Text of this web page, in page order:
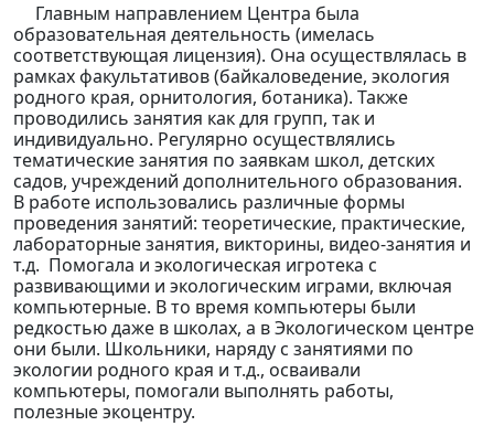
Главным направлением Центра была
образовательная деятельность (имелась
соответствующая лицензия). Она осуществлялась в
рамках факультативов (байкаловедение, экология
родного края, орнитология, ботаника). Также
проводились занятия как для групп, так и
индивидуально. Регулярно осуществлялись
тематические занятия по заявкам школ, детских
садов, учреждений дополнительного образования.
В работе использовались различные формы
проведения занятий: теоретические, практические,
лабораторные занятия, викторины, видео-занятия и
т.д. Помогала и экологическая игротека с
развивающими и экологическим играми, включая
компьютерные. В то время компьютеры были
редкостью даже в школах, а в Экологическом центре
они были. Школьники, наряду с занятиями по
экологии родного края и т.д., осваивали
компьютеры, помогали выполнять работы,
полезные экоцентру.